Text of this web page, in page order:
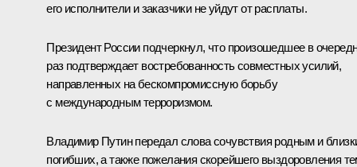
его исполнители и заказчики не уйдут от расплаты.
Президент России подчеркнул, что произошедшее в
раз подтверждает востребованность совместных усилий,
направленных на бескомпромиссную борьбу
с международным терроризмом.
Владимир Путин передал слова сочувствия родным и
погибших, а также пожелания скорейшего выздоровления